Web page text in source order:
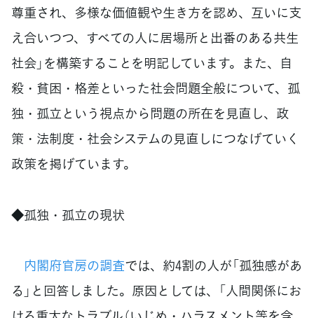
尊重され、多様な価値観や生き方を認め、互いに支
え合いつつ、すべての人に居場所と出番のある共生
社会」を構築することを明記しています。また、自
殺・貧困・格差といった社会問題全般について、孤
独・孤立という視点から問題の所在を見直し、政
策・法制度・社会システムの見直しにつなげていく
政策を掲げています。
◆孤独・孤立の現状
内閣府官房の調査では、約4割の人が「孤独感があ
る」と回答しました。原因としては、「人間関係にお